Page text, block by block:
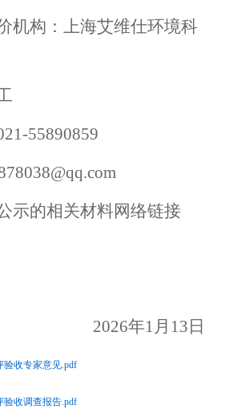
机构 ： 上海艾维仕环境科
55890859
示的相关材料网络链接
2026年1 月 13 日
验收专家意见.pdf
验收调查报告.pdf